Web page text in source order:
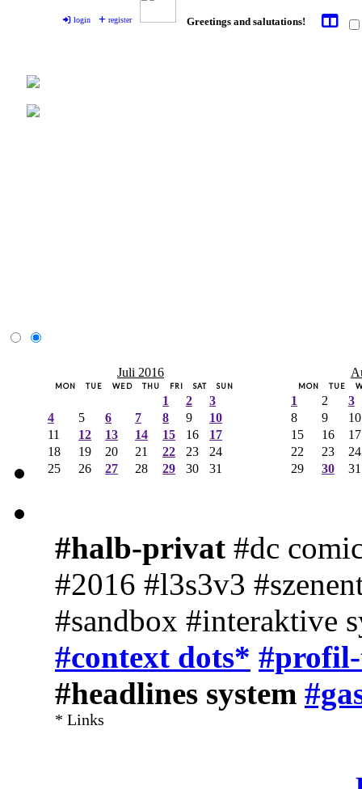
login register Greetings and salutations!
Juli 2016
MON TUE WED THU FRI SAT SUN
1 2
3
4
5 6 7 8 9
10
11
12 13 14 15 16
17
18
19 20 21 22 23
24
25
26 27 28 29 30 31
MON TUE
1 2
3
8
9
10
15
16
17
22
23
24
29
30 31
#halb-privat #dc
#2016 #l3s3v3
#sandbox #interaktive
#context dots*
#headlines system
* Links